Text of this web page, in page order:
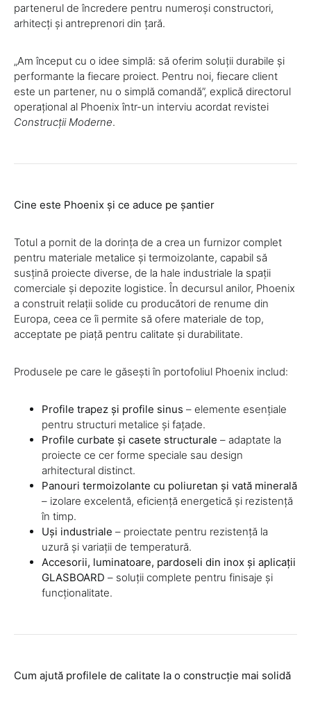
partenerul de încredere pentru numeroși constructori,
arhitecți și antreprenori din țară.
„Am început cu o idee simplă: să oferim soluții durabile și
performante la fiecare proiect. Pentru noi, fiecare client
este un partener, nu o simplă comandă”, explică directorul
operațional al Phoenix într-un interviu acordat revistei
Construcții Moderne.
Cine este Phoenix și ce aduce pe șantier
Totul a pornit de la dorința de a crea un furnizor complet
pentru materiale metalice și termoizolante, capabil să
susțină proiecte diverse, de la hale industriale la spații
comerciale și depozite logistice. În decursul anilor, Phoenix
a construit relații solide cu producători de renume din
Europa, ceea ce îi permite să ofere materiale de top,
acceptate pe piață pentru calitate și durabilitate.
Produsele pe care le găsești în portofoliul Phoenix includ:
Profile trapez și profile sinus – elemente esențiale
pentru structuri metalice și fațade.
Profile curbate și casete structurale – adaptate la
proiecte ce cer forme speciale sau design
arhitectural distinct.
Panouri termoizolante cu poliuretan și vată minerală
– izolare excelentă, eficiență energetică și rezistență
în timp.
Uși industriale – proiectate pentru rezistență la
uzură și variații de temperatură.
Accesorii, luminatoare, pardoseli din inox și aplicații
GLASBOARD – soluții complete pentru finisaje și
funcționalitate.
Cum ajută profilele de calitate la o construcție mai solidă